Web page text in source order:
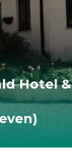
Hotel &